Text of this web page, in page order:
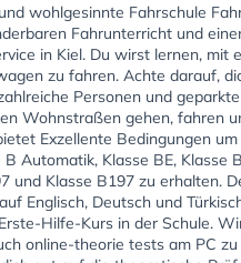
wohlgesinnte Fahrschule
Fahrunterricht und
in Kiel. Du wirst lernen, mit
zu fahren. Achte darauf,
Personen und
Wohnstraßen gehen, fahren
Exzellente Bedingungen um
B Automatik, Klasse BE, Klasse
und Klasse B197 zu erhalten.
Englisch, Deutsch und
Hilfe-Kurs in der Schule.
online-theorie tests am PC zu